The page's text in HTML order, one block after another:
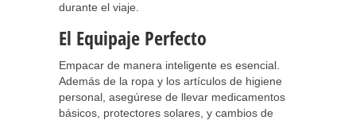
durante el viaje.
El Equipaje Perfecto
Empacar de manera inteligente es esencial.
Además de la ropa y los artículos de higiene
personal, asegúrese de llevar medicamentos
básicos, protectores solares, y cambios de